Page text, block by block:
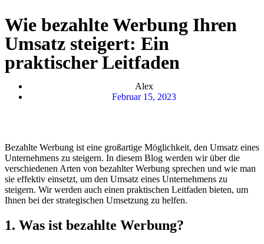
Wie bezahlte Werbung Ihren
Umsatz steigert: Ein
praktischer Leitfaden
Alex
Februar 15, 2023
Bezahlte Werbung ist eine großartige Möglichkeit, den Umsatz eines
Unternehmens zu steigern. In diesem Blog werden wir über die
verschiedenen Arten von bezahlter Werbung sprechen und wie man
sie effektiv einsetzt, um den Umsatz eines Unternehmens zu
steigern. Wir werden auch einen praktischen Leitfaden bieten, um
Ihnen bei der strategischen Umsetzung zu helfen.
1. Was ist bezahlte Werbung?